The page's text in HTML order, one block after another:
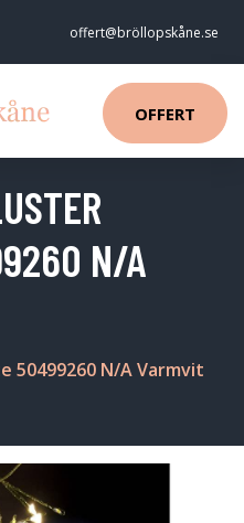
offert@bröllopskåne.se
OFFERT
N/A
50499260 N/A Varmvit